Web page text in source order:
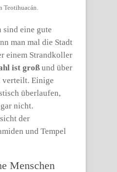
Teotihuacán.
eine gute
man mal die Stadt
einem Strandkoller
ist groß und über
verteilt. Einige
überlaufen,
nicht.
der
und Tempel
Menschen